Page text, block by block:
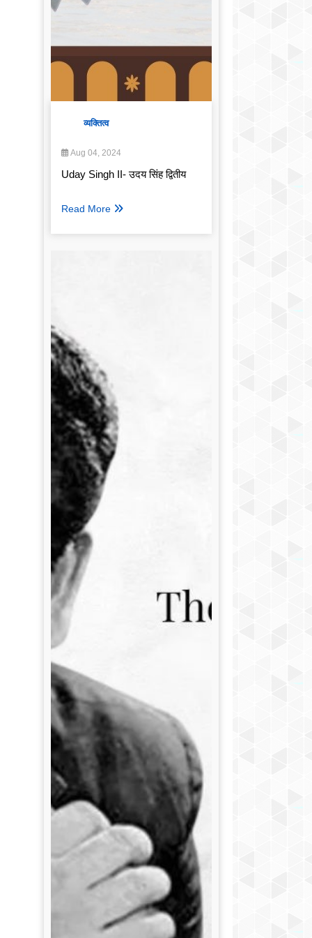
व्यक्तित्व
Aug 04, 2024
Uday Singh II- उदय सिंह द्वितीय
Read More